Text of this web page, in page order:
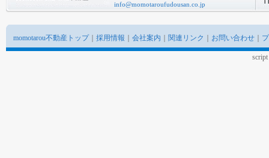
info@momotaroufudousan.co.jp
momotarou不動産トップ｜ 採用情報 会社案内 関連リンク お問い合わせ